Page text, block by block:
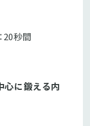
20秒間
心に鍛える内